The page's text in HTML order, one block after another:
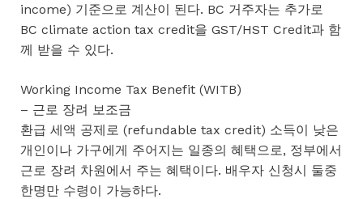
income) 기준으로 계산이 된다. BC 거주자는 추가로
BC climate action tax credit을 GST/HST Credit과 함
께 받을 수 있다.
Working Income Tax Benefit (WITB)
– 근로 장려 보조금
환급 세액 공제로 (refundable tax credit) 소득이 낮은
개인이나 가구에게 주어지는 일종의 혜택으로, 정부에서
근로 장려 차원에서 주는 혜택이다. 배우자 신청시 둘중
한명만 수령이 가능하다.